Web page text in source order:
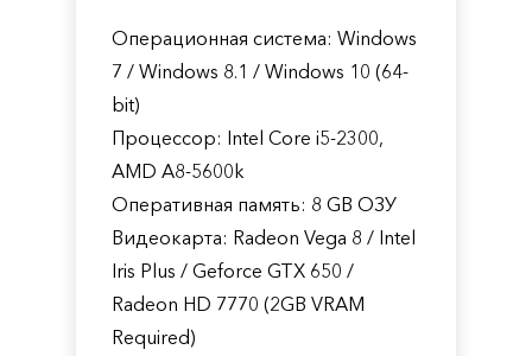
Операционная система: Windows
7 / Windows 8.1 / Windows 10 (64-
bit)
Процессор: Intel Core i5-2300,
AMD A8-5600k
Оперативная память: 8 GB ОЗУ
Видеокарта: Radeon Vega 8 / Intel
Iris Plus / Geforce GTX 650 /
Radeon HD 7770 (2GB VRAM
Required)